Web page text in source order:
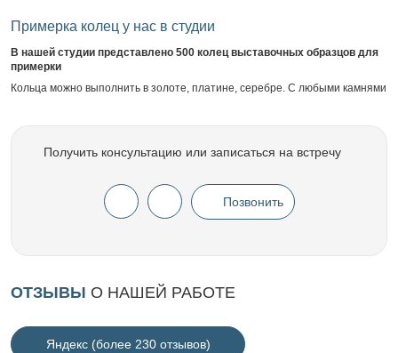
Примерка колец у нас в студии
В нашей студии представлено 500 колец выставочных образцов для
примерки
Кольца можно выполнить в золоте, платине, серебре. С любыми камнями
Получить консультацию или записаться на встречу
Позвонить
ОТЗЫВЫ О НАШЕЙ РАБОТЕ
Яндекс (более 230 отзывов)